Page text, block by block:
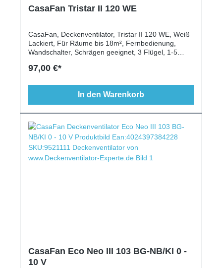
CasaFan Tristar II 120 WE
CasaFan, Deckenventilator, Tristar II 120 WE, Weiß
Lackiert, Für Räume bis 18m², Fernbedienung,
Wandschalter, Schrägen geeignet, 3 Flügel, 1-5
97,00 €*
In den Warenkorb
CasaFan Eco Neo III 103 BG-NB/KI 0 -
10 V